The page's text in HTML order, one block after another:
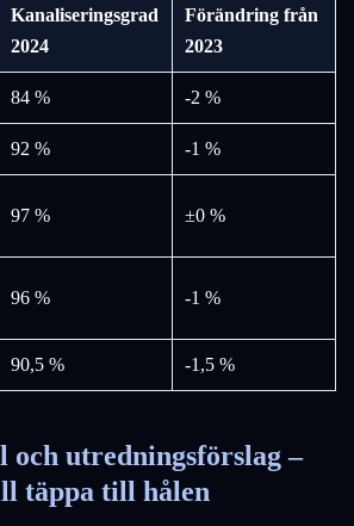
Kanaliseringsgrad
2024
Förändring från
2023
84 % -2 %
92 % -1 %
97 % ±0 %
96 % -1 %
90,5 % -1,5 %
och utredningsförslag –
täppa till hålen